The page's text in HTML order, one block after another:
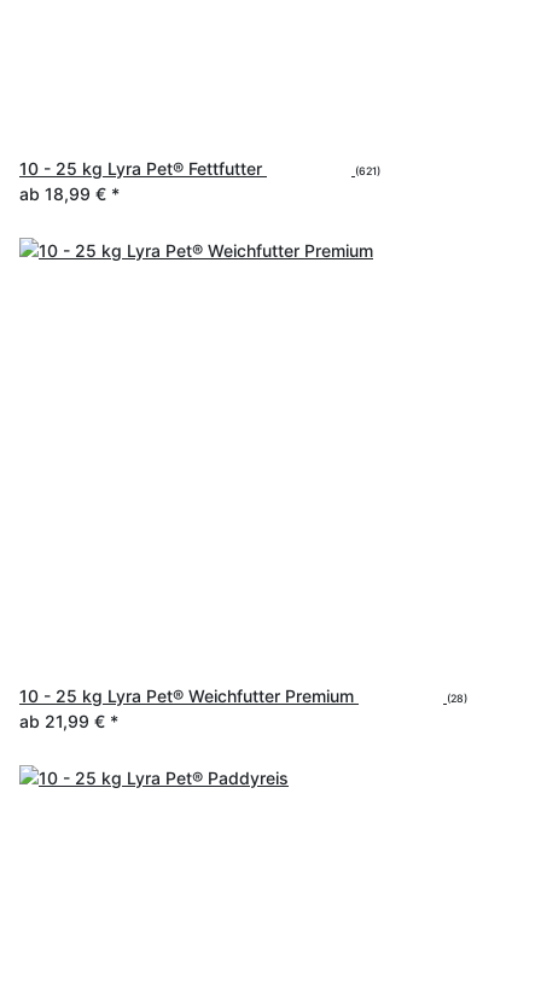
10 - 25 kg Lyra Pet® Fettfutter (621)
ab 18,99 € *
10 - 25 kg Lyra Pet® Weichfutter Premium (28)
ab 21,99 € *